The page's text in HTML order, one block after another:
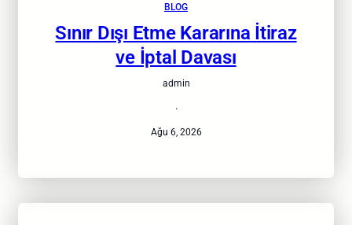
BLOG
Sınır Dışı Etme Kararına İtiraz
ve İptal Davası
admin
·
Ağu 6, 2026